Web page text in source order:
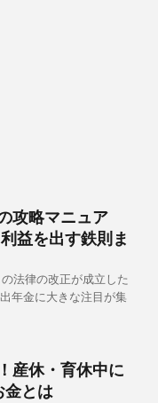
攻略マニュア
益を出す鉄則ま
法律の改正が成立した
年金に大きな注目が集
産休・育休中に
金とは